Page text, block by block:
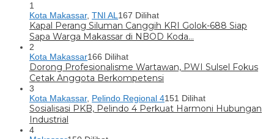
1
Kota Makassar, TNI AL 167 Dilihat
Kapal Perang Siluman Canggih KRI Golok-688 Siap
Sapa Warga Makassar di NBOD Koda…
2
Kota Makassar166 Dilihat
Dorong Profesionalisme Wartawan, PWI Sulsel Fokus
Cetak Anggota Berkompetensi
3
Kota Makassar, Pelindo Regional 4151 Dilihat
Sosialisasi PKB, Pelindo 4 Perkuat Harmoni Hubungan
Industrial
4